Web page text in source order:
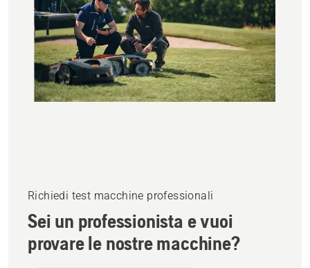
Richiedi test macchine professionali
Sei un professionista e vuoi
provare le nostre macchine?